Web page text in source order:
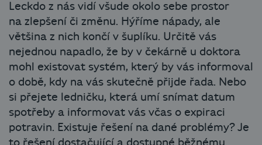
Leckdo z nás vidí všude okolo sebe prostor
na zlepšení či změnu. Hýříme nápady, ale
většina z nich končí v šuplíku. Určitě vás
nejednou napadlo, že by v čekárně u doktora
mohl existovat systém, který by vás informoval
o době, kdy na vás skutečně přijde řada. Nebo
si přejete ledničku, která umí snímat datum
spotřeby a informovat vás včas o expiraci
potravin. Existuje řešení na dané problémy? Je